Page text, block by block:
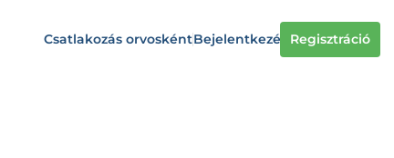
Csatlakozás orvoskéntBejelentkezés Regisztráció